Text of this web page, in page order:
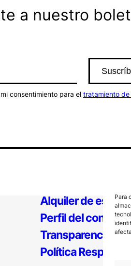
Para
a nuestro
consentimiento para el tratamiento
Alquiler de
Perfil del
Transparencia
Política